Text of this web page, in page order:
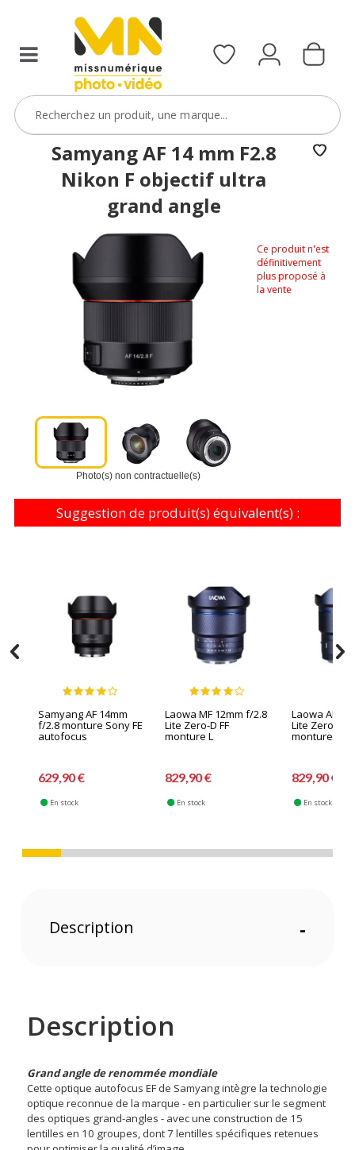
Samyang AF 14 mm F2.8
Nikon F objectif ultra
grand angle
Photo(s) non contractuelle(s)
Ce produit n'est
définitivement
plus proposé à
la vente
Suggestion de produit(s) équivalent(s) :
Samyang AF 14mm
f/2.8 monture Sony FE
autofocus
629,90 €
En stock
Laowa MF 12mm f/2.8
Lite Zero-D FF
monture L
829,90 €
En stock
Laowa AF
Lite Zero-D FF
monture
829,90 €
En stock
Description -
Description
Grand angle de renommée mondiale
Cette optique autofocus EF de Samyang intègre la technologie
optique reconnue de la marque - en particulier sur le segment
des optiques grand-angles - avec une construction de 15
lentilles en 10 groupes, dont 7 lentilles spécifiques retenues